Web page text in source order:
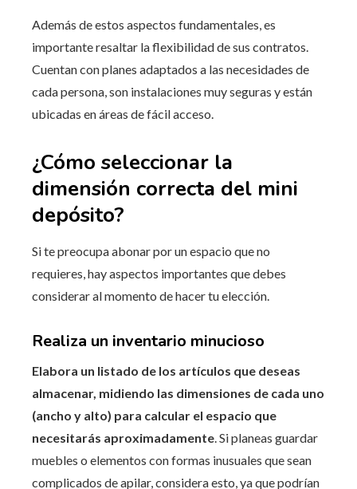
Además de estos aspectos fundamentales, es
importante resaltar la flexibilidad de sus contratos.
Cuentan con planes adaptados a las necesidades de
cada persona, son instalaciones muy seguras y están
ubicadas en áreas de fácil acceso.
¿Cómo seleccionar la
dimensión correcta del mini
depósito?
Si te preocupa abonar por un espacio que no
requieres, hay aspectos importantes que debes
considerar al momento de hacer tu elección.
Realiza un inventario minucioso
Elabora un listado de los artículos que deseas
almacenar, midiendo las dimensiones de cada uno
(ancho y alto) para calcular el espacio que
necesitarás aproximadamente. Si planeas guardar
muebles o elementos con formas inusuales que sean
complicados de apilar, considera esto, ya que podrían